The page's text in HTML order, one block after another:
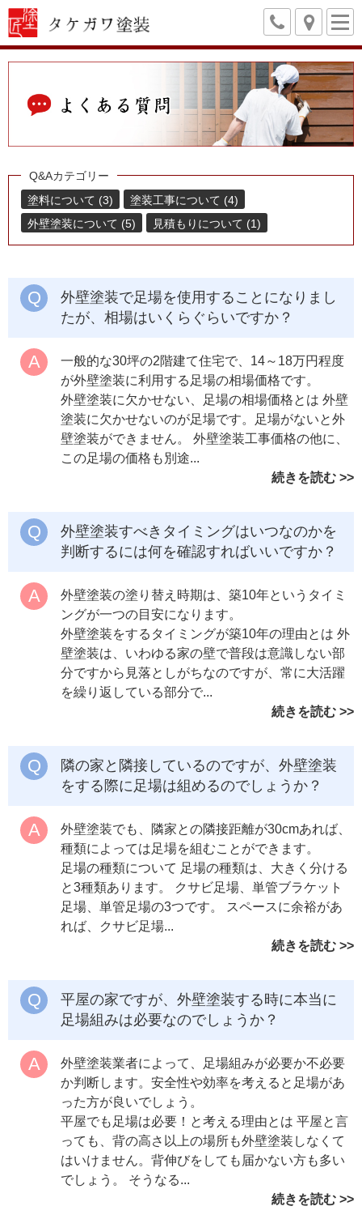
Q&Aカテゴリー
塗料について (3)
塗装工事について (4)
外壁塗装について (5)
見積もりについて (1)
外壁塗装で足場を使用することになりまし
たが、相場はいくらぐらいですか？
一般的な30坪の2階建て住宅で、14～18万円程度
が外壁塗装に利用する足場の相場価格です。
外壁塗装に欠かせない、足場の相場価格とは 外壁
塗装に欠かせないのが足場です。足場がないと外
壁塗装ができません。 外壁塗装工事価格の他に、
この足場の価格も別途...
続きを読む
外壁塗装すべきタイミングはいつなのかを
判断するには何を確認すればいいですか？
外壁塗装の塗り替え時期は、築10年というタイミ
ングが一つの目安になります。
外壁塗装をするタイミングが築10年の理由とは 外
壁塗装は、いわゆる家の壁で普段は意識しない部
分ですから見落としがちなのですが、常に大活躍
を繰り返している部分で...
続きを読む
隣の家と隣接しているのですが、外壁塗装
をする際に足場は組めるのでしょうか？
外壁塗装でも、隣家との隣接距離が30cmあれば、
種類によっては足場を組むことができます。
足場の種類について 足場の種類は、大きく分ける
と3種類あります。 クサビ足場、単管ブラケット
足場、単管足場の3つです。 スペースに余裕があ
れば、クサビ足場...
続きを読む
平屋の家ですが、外壁塗装する時に本当に
足場組みは必要なのでしょうか？
外壁塗装業者によって、足場組みが必要か不必要
か判断します。安全性や効率を考えると足場があ
った方が良いでしょう。
平屋でも足場は必要！と考える理由とは 平屋と言
っても、背の高さ以上の場所も外壁塗装しなくて
はいけません。背伸びをしても届かない方も多い
でしょう。 そうなる...
続きを読む